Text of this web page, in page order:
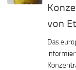
von
Das